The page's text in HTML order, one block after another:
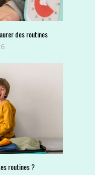
des routines
routines ?